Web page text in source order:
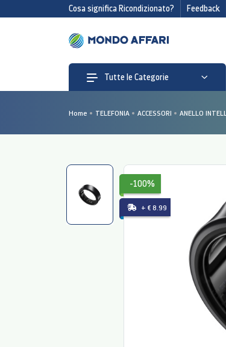
Cosa significa Ricondizionato? Feedback
Tutte le Categorie
Home TELEFONIA ACCESSORI ANELLO
-100%
+ € 8.99